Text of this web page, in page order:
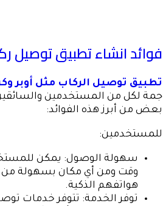
فوائد انشاء تطبيق توصيل
تطبيق توصيل الركاب مثل أوبر
جمة لكل من المستخدمين
بعض من أبرز هذه الفوائد:
للمستخدمين:
سهولة الوصول: يمكن
وقت ومن أي مكان بسهولة من
هواتفهم الذكية.
توفر الخدمة: تتوفر خدمات